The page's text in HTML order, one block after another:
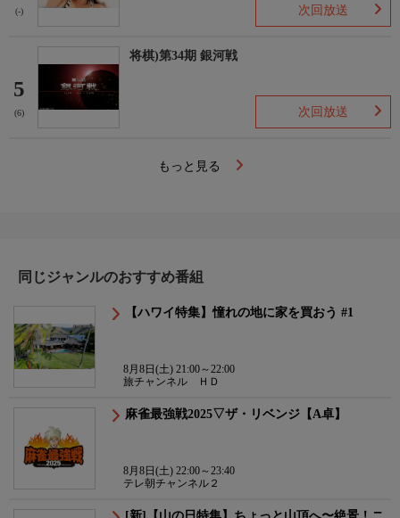
(-) 次回放送
5
(6)
将棋)第34期 銀河戦
次回放送
もっと見る
同じジャンルのおすすめ番組
【ハワイ特集】憧れの地に家を買おう #1
8月8日(土) 21:00～22:00
旅チャンネル ＨＤ
麻雀最強戦2025▽ザ・リベンジ【A卓】
8月8日(土) 22:00～23:40
テレ朝チャンネル２